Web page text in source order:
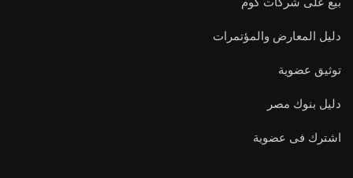
دليل المعارض والمؤتمرات
توثيق عضوية
دليل بنوك مصر
اشترك فى عضوية